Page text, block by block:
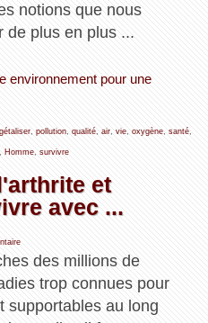
notions que nous
de plus en plus ...
environnement pour une
, pollution, qualité, air, vie, oxygène, santé,
Homme, survivre
et
avec ...
des millions de
trop connues pour
supportables au long